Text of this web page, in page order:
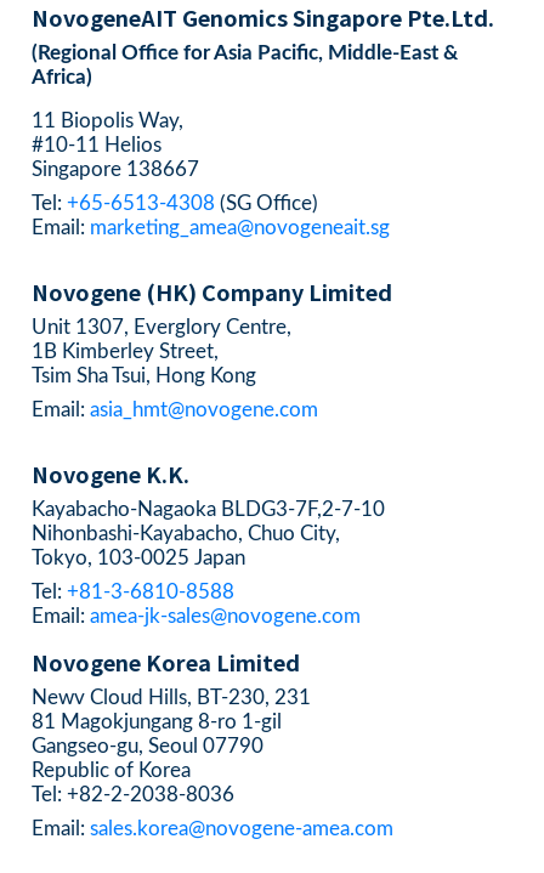
Africa)
South
America
(Mainland)
NovogeneAIT Genomics Singapore Pte.Ltd.
(Regional Office for Asia Pacific, Middle-East &
Africa)
11 Biopolis Way,
#10-11 Helios
Singapore 138667
Tel: +65-6513-4308 (SG Office)
Email: marketing_amea@novogeneait.sg
Novogene (HK) Company Limited
Unit 1307, Everglory Centre,
1B Kimberley Street,
Tsim Sha Tsui, Hong Kong
Email: asia_hmt@novogene.com
Novogene K.K.
Kayabacho-Nagaoka BLDG3-7F,2-7-10
Nihonbashi-Kayabacho, Chuo City,
Tokyo, 103-0025 Japan
Tel: +81-3-6810-8588
Email: amea-jk-sales@novogene.com
Novogene Korea Limited
Newv Cloud Hills, BT-230, 231
81 Magokjungang 8-ro 1-gil
Gangseo-gu, Seoul 07790
Republic of Korea
Tel: +82-2-2038-8036
Email: sales.korea@novogene-amea.com